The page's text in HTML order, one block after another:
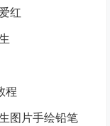
红
程
图片手绘铅笔